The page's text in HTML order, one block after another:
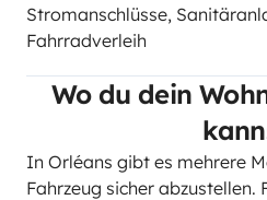
Stromanschlüsse,
Fahrradverleih
Wo du dein
In Orléans gibt es mehrere
Fahrzeug sicher abzustellen.